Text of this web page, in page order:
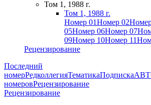
Том 1, 1988 г.
Том 1, 1988 г.
Номер 01Номер 02
05Номер 06Номер 07
09Номер 10Номер 11
Рецензирование
Последний
номерРедколлегияТематикаПодписка
номеровРецензирование
Рецензирование